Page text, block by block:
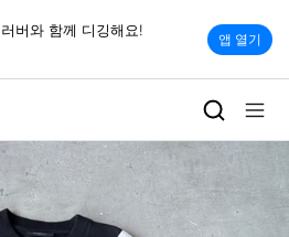
버와 함께 디깅해요!
앱 열기